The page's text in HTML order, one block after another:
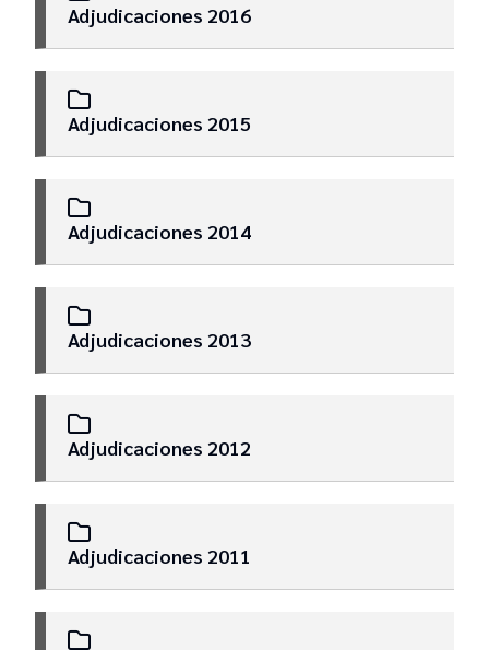
Adjudicaciones 2016
Adjudicaciones 2015
Adjudicaciones 2014
Adjudicaciones 2013
Adjudicaciones 2012
Adjudicaciones 2011